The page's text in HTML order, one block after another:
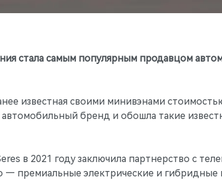
стала самым популярным продавцом
известная своими минивэнами
бренд и обошла такие
в 2021 году заключила партнерство с
— премиальные электрические и